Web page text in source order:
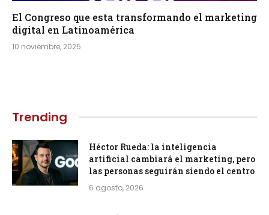
El Congreso que esta transformando el marketing
digital en Latinoamérica
10 noviembre, 2025
Trending
Héctor Rueda: la inteligencia
artificial cambiará el marketing, pero
las personas seguirán siendo el centro
6 agosto, 2026